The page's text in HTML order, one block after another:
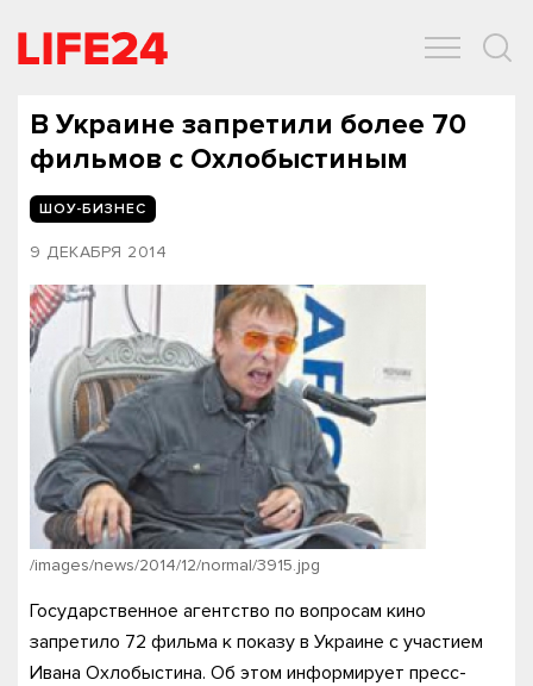
В Украине запретили более 70
фильмов с Охлобыстиным
ШОУ-БИЗНЕС
9 ДЕКАБРЯ 2014
/images/news/2014/12/normal/3915.jpg
Государственное агентство по вопросам кино
запретило 72 фильма к показу в Украине с участием
Ивана Охлобыстина. Об этом информирует пресс-